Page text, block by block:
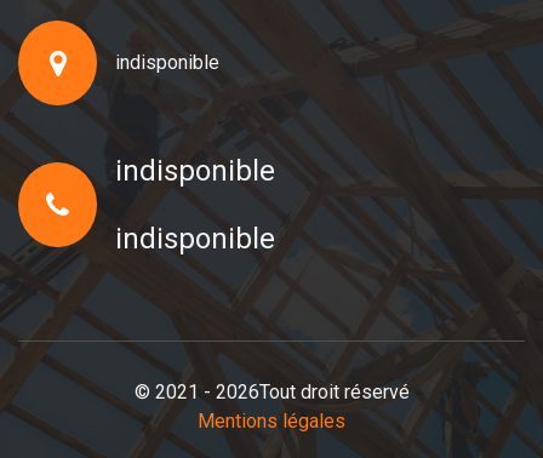
indisponible
indisponible
indisponible
© 2021 - 2026Tout droit réservé
Mentions légales